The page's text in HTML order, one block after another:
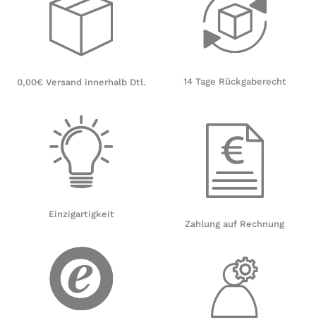
0,00€ Versand innerhalb Dtl.
Einzigartigkeit
14 Tage Rückgaberecht
Zahlung auf Rechnung